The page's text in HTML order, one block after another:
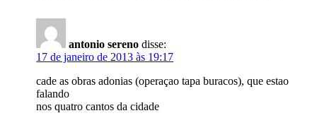
antonio sereno disse:
17 de janeiro de 2013 às 19:17
cade as obras adonias (operaçao tapa buracos), que estao
falando
nos quatro cantos da cidade